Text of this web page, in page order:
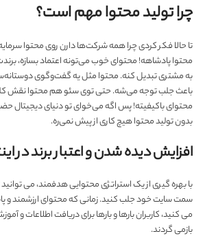
چرا تولید محتوا مهم است؟
تا حالا فکر کردی چرا همه شرکت‌ها دارن روی محتوا
محتوا پادشاهه! محتوای خوب می‌تونه اعتماد بسازه،
به مشتری تبدیل کنه. محتوا مثل یه گفت‌وگوی
باعث جلب توجه می‌شه. حتی توی سئو هم محتوا نقش
محتوای باکیفیته! پس اگه می‌خوای تو دنیای دیجیتال
بدون تولید محتوا هیچ کاری از پیش نمی‌ره.
افزایش دیده شدن و اعتبار برند در
با بهره گیری از یک استراتژی محتوایی هدفمند، می توانید
سمت سایت خود جلب کنید. زمانی که محتوای ارزشمند و
می کنید، کاربران بارها و بارها برای دریافت اطلاعات و
بازمی گردند.